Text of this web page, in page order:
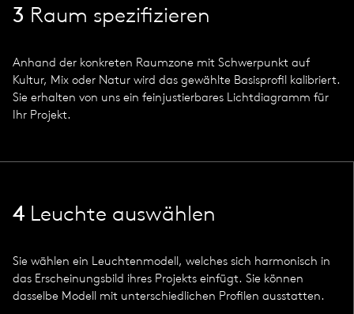
3 Raum spezifizieren
Anhand der konkreten Raumzone mit Schwerpunkt auf
Kultur, Mix oder Natur wird das gewählte Basisprofil kalibriert.
Sie erhalten von uns ein feinjustierbares Lichtdiagramm für
Ihr Projekt.
4 Leuchte auswählen
Sie wählen ein Leuchtenmodell, welches sich harmonisch in
das Erscheinungsbild ihres Projekts einfügt. Sie können
dasselbe Modell mit unterschiedlichen Profilen ausstatten.